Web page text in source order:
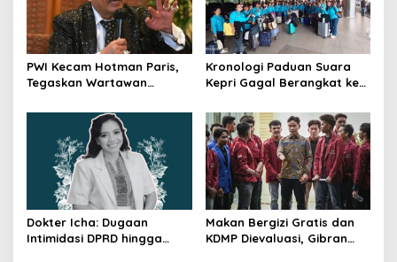
PWI Kecam Hotman Paris,
Tegaskan Wartawan
Kronologi Paduan Suara
Kepri Gagal Berangkat ke
Dokter Icha: Dugaan
Intimidasi DPRD hingga
Makan Bergizi Gratis dan
KDMP Dievaluasi, Gibran